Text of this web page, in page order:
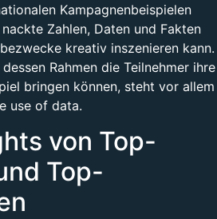
Kampagnenbeispielen
Zahlen, Daten und Fakten
kreativ inszenieren kann.
Rahmen die Teilnehmer ihre
bringen können, steht vor allem
use of data.
von Top-
Top-